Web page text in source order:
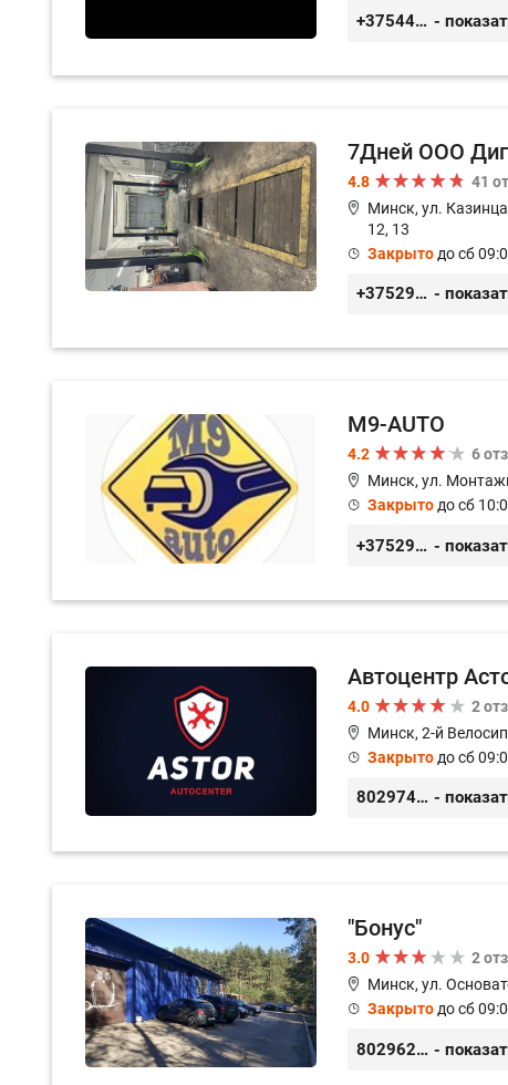
+375444649592 -
7Дней ООО
4.8
41
Минск, ул.
12, 13
Закрытодо сб
+375296518100 -
M9-AUTO
4.2
6
Минск, ул.
Закрытодо сб
+375299395764 -
Автоцентр
4.0
2
Минск, 2-й
Закрытодо сб
80297417788 -
"Бонус"
3.0
2
Минск, ул.
Закрытодо сб
80296238800 -